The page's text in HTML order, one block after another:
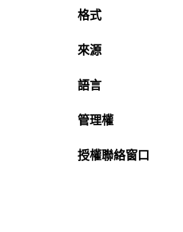
格式
來源
語言
管理權
授權聯絡窗口